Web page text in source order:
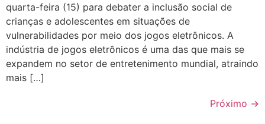
quarta-feira (15) para debater a inclusão social de
crianças e adolescentes em situações de
vulnerabilidades por meio dos jogos eletrônicos. A
indústria de jogos eletrônicos é uma das que mais se
expandem no setor de entretenimento mundial, atraindo
mais […]
Próximo →